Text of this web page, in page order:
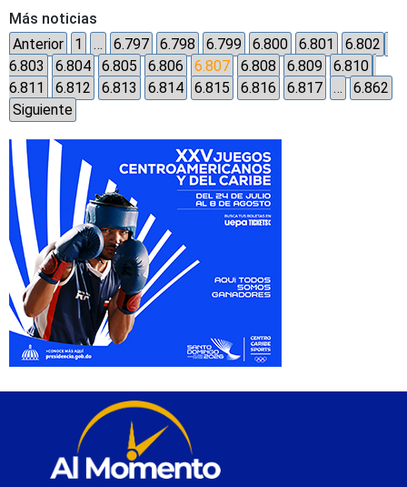
Más noticias
Anterior
1 … 6.797 6.798 6.799 6.800 6.801
6.802
6.803
6.804 6.805 6.806 6.807 6.808 6.809
6.810
6.811
6.812 6.813 6.814 6.815 6.816 6.817 …
6.862
Siguiente